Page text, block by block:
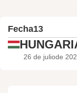
Fecha13
26 de juliode